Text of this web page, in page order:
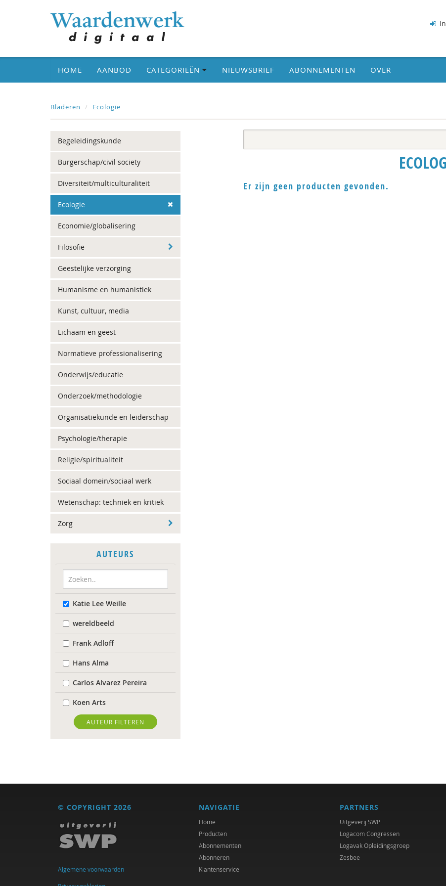
HOME AANBOD CATEGORIEËN NIEUWSBRIEF ABONNEMENTEN OVER
Bladeren Ecologie
Begeleidingskunde
Burgerschap/civil society
Diversiteit/multiculturaliteit
Ecologie
Economie/globalisering
Filosofie
Geestelijke verzorging
Humanisme en humanistiek
Kunst, cultuur, media
Lichaam en geest
Normatieve professionalisering
Onderwijs/educatie
Onderzoek/methodologie
Organisatiekunde en leiderschap
Psychologie/therapie
Religie/spiritualiteit
Sociaal domein/sociaal werk
Wetenschap: techniek en kritiek
Zorg
AUTEURS
Katie Lee Weille
wereldbeeld
Frank Adloff
Hans Alma
Carlos Alvarez Pereira
Koen Arts
Floor Basten
Blanche Beijersbergen van
Herman van den Bosch
Bernice Bovenkerk
Bram van Boxtel
Arjan Broers
AUTEUR FILTEREN
Er zijn geen producten gevonden.
© COPYRIGHT 2026
Algemene voorwaarden
NAVIGATIE
Home
Producten
Abonnementen
Abonneren
Klantenservice
PARTNERS
Uitgeverij SWP
Logacom Congressen
Logavak Opleidingsgroep
Zesbee